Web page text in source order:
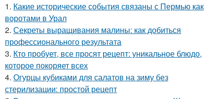
1. Какие исторические события связаны с Пермью как
воротами в Урал
2. Секреты выращивания малины: как добиться
профессионального результата
3. Кто пробует, все просят рецепт: уникальное блюдо,
которое покоряет всех
4. Огурцы кубиками для салатов на зиму без
стерилизации: простой рецепт